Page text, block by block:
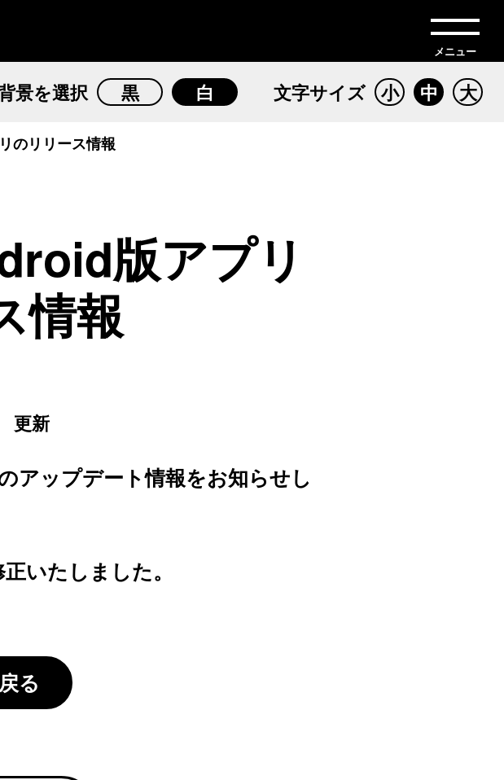
メニュー
景を選択 黒 白 文字サイズ 小 中 大
のリリース情報
版アプリ
情報
更新
アップデート情報をお知らせし
いたしました。
る